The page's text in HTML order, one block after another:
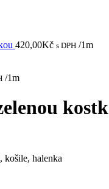
420,00Kč s DPH /1m
/1m
košile, halenka